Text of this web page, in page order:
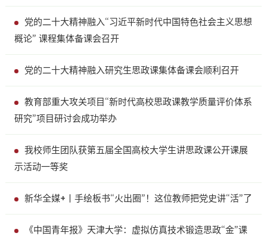
党的二十大精神融入“习近平新时代中国特色社会主义思想
概论” 课程集体备课会召开
党的二十大精神融入研究生思政课集体备课会顺利召开
教育部重大攻关项目“新时代高校思政课教学质量评价体系
研究”项目研讨会成功举办
我校师生团队获第五届全国高校大学生讲思政课公开课展
示活动一等奖
新华全媒+丨手绘板书“火出圈”！这位教师把党史讲“活”了
《中国青年报》天津大学：虚拟仿真技术锻造思政“金”课